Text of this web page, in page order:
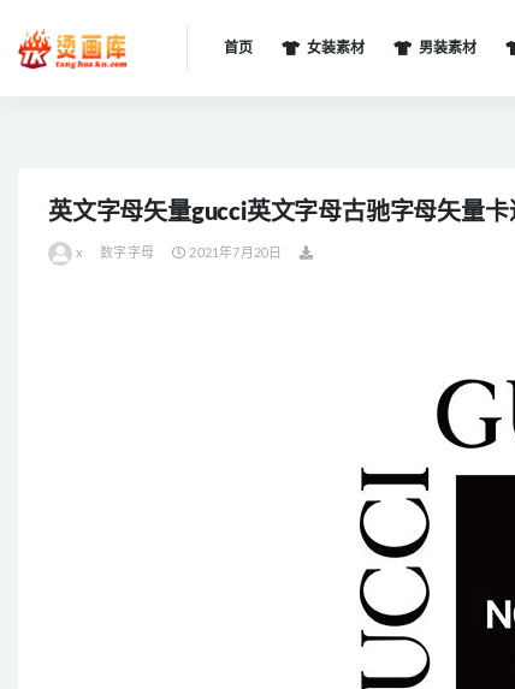
首页 女装素材 男装素材
英文字母矢量gucci英文字母古驰字母矢量
x 数字字母 2021年7月20日